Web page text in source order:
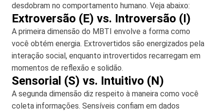
desdobram no comportamento humano. Veja abaixo:
Extroversão (E) vs. Introversão (I)
A primeira dimensão do MBTI envolve a forma como
você obtém energia. Extrovertidos são energizados pela
interação social, enquanto introvertidos recarregam em
momentos de reflexão e solidão.
Sensorial (S) vs. Intuitivo (N)
A segunda dimensão diz respeito à maneira como você
coleta informações. Sensíveis confiam em dados